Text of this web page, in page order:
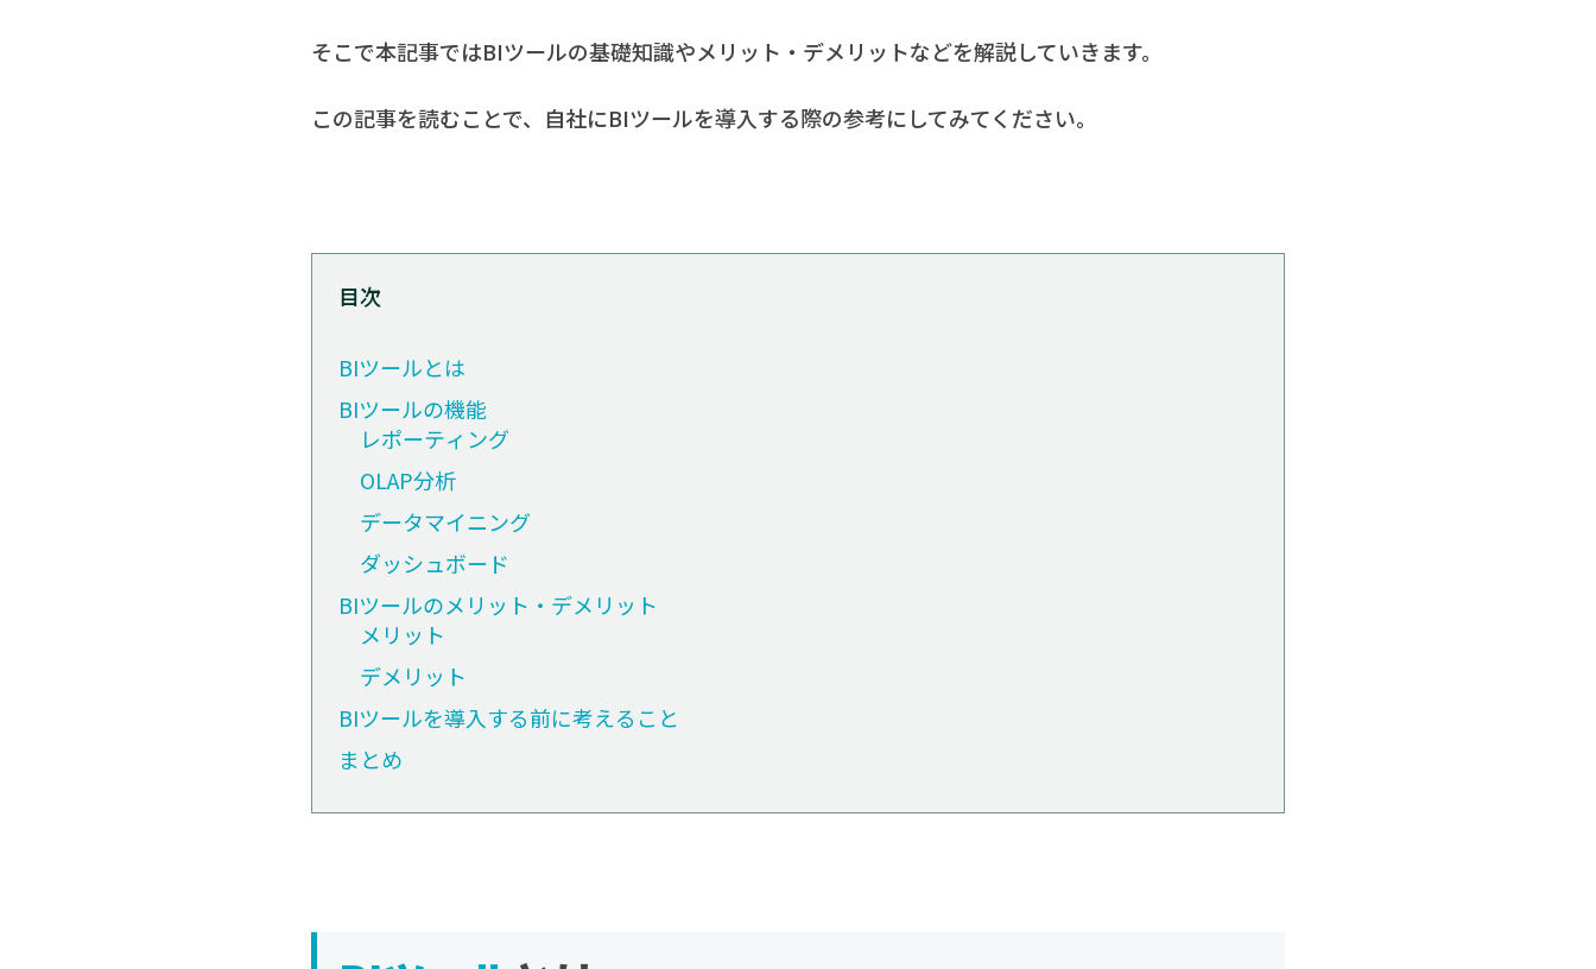
そこで本記事ではBIツールの基礎知識やメリット・デメリットなどを解説していきます。
この記事を読むことで、自社にBIツールを導入する際の参考にしてみてください。
目次
BIツールとは
BIツールの機能
レポーティング
OLAP分析
データマイニング
ダッシュボード
BIツールのメリット・デメリット
メリット
デメリット
BIツールを導入する前に考えること
まとめ